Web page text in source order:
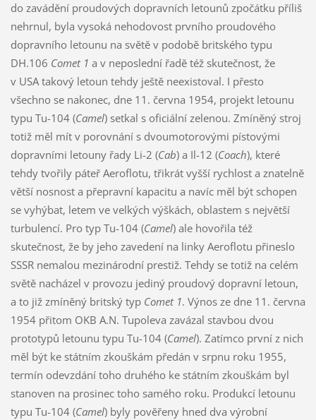
do zavádění proudových dopravních letounů zpočátku příliš
nehrnul, byla vysoká nehodovost prvního proudového
dopravního letounu na světě v podobě britského typu
DH.106 Comet 1 a v neposlední řadě též skutečnost, že
v USA takový letoun tehdy ještě neexistoval. I přesto
všechno se nakonec, dne 11. června 1954, projekt letounu
typu Tu-104 (Camel) setkal s oficiální zelenou. Zmíněný stroj
totiž měl mít v porovnání s dvoumotorovými pístovými
dopravními letouny řady Li-2 (Cab) a Il-12 (Coach), které
tehdy tvořily páteř Aeroflotu, třikrát vyšší rychlost a znatelně
větší nosnost a přepravní kapacitu a navíc měl být schopen
se vyhýbat, letem ve velkých výškách, oblastem s největší
turbulencí. Pro typ Tu-104 (Camel) ale hovořila též
skutečnost, že by jeho zavedení na linky Aeroflotu přineslo
SSSR nemalou mezinárodní prestiž. Tehdy se totiž na celém
světě nacházel v provozu jediný proudový dopravní letoun,
a to již zmíněný britský typ Comet 1. Výnos ze dne 11. června
1954 přitom OKB A.N. Tupoleva zavázal stavbou dvou
prototypů letounu typu Tu-104 (Camel). Zatímco první z nich
měl být ke státním zkouškám předán v srpnu roku 1955,
termín odevzdání toho druhého ke státním zkouškám byl
stanoven na prosinec toho samého roku. Produkcí letounu
typu Tu-104 (Camel) byly pověřeny hned dva výrobní